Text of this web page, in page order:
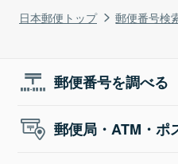
日本郵便トップ 郵便番号検
郵便番号を調べる
郵便局・ATM・ポ